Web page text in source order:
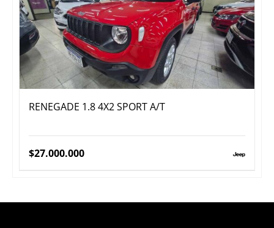
RENEGADE 1.8 4X2 SPORT A/T
$27.000.000